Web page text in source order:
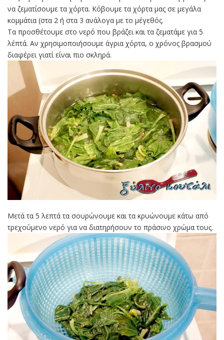
να ζεματίσουμε τα χόρτα. Κόβουμε τα χόρτα μας σε μεγάλα
κομμάτια (στα 2 ή στα 3 ανάλογα με το μέγεθός.
Τα προσθέτουμε στο νερό που βράζει και τα ζεματάμε για 5
λέπτά. Αν χρησιμοποιήσουμε άγρια χόρτα, ο χρόνος βρασμού
διαφέρει γιατί είναι πιο σκληρά.
Μετά τα 5 λεπτά τα σουρώνουμε και τα κρυώνουμε κάτω από
τρεχούμενο νερό για να διατηρήσουν το πράσινο χρώμα τους.